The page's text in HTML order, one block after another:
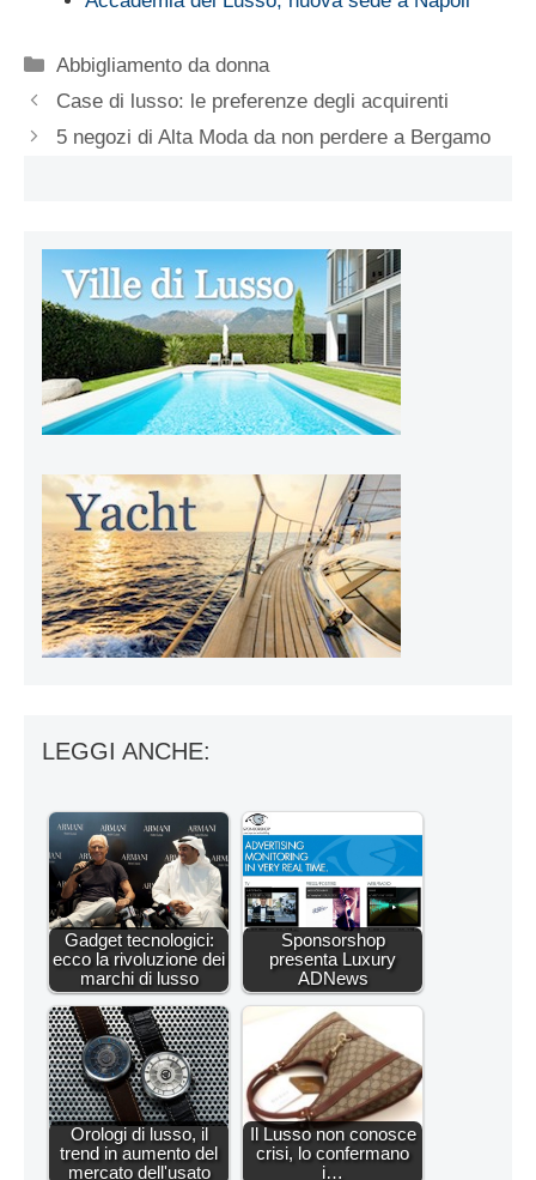
Categorie
Abbigliamento da donna
Case di lusso: le preferenze degli acquirenti
5 negozi di Alta Moda da non perdere a Bergamo
LEGGI ANCHE:
Gadget tecnologici:
ecco la rivoluzione dei
marchi di lusso
Sponsorshop
presenta Luxury
ADNews
Orologi di lusso, il
trend in aumento del
mercato dell'usato
Il Lusso non conosce
crisi, lo confermano
i…